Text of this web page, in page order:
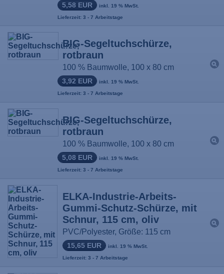
5,58 EUR inkl. 19 % MwSt.
Lieferzeit: 3 - 7 Arbeitstage
BIG-Segeltuchschürze,
rotbraun
100 % Baumwolle, 100 x 80 cm
3,92 EUR inkl. 19 % MwSt.
Lieferzeit: 3 - 7 Arbeitstage
BIG-Segeltuchschürze,
rotbraun
100 % Baumwolle, 100 x 80 cm
5,08 EUR inkl. 19 % MwSt.
Lieferzeit: 3 - 7 Arbeitstage
ELKA-Industrie-Arbeits-
Gummi-Schutz-Schürze, mit
Schnur, 115 cm, oliv
PVC/Polyester, Größe: 115 cm
15,65 EUR inkl. 19 % MwSt.
Lieferzeit: 3 - 7 Arbeitstage